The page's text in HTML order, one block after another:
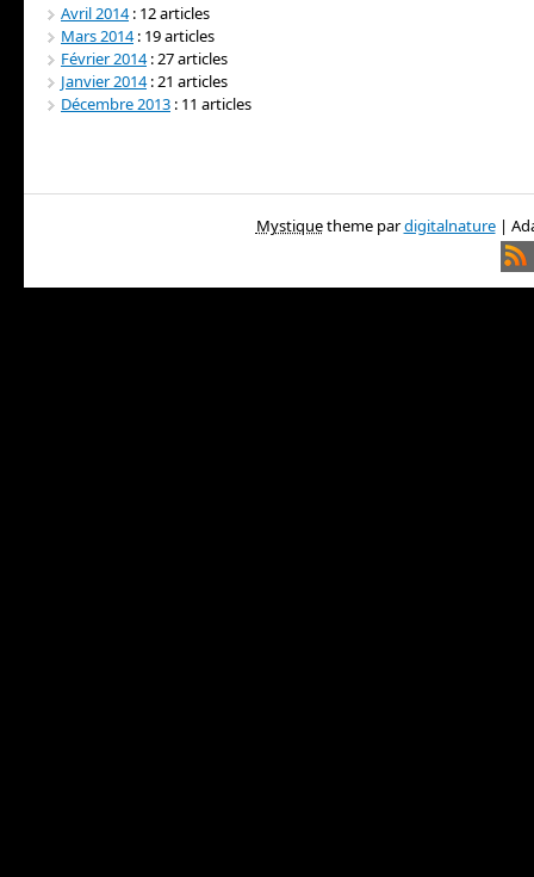
Avril 2014: 12 articles
Mars 2014: 19 articles
Février 2014: 27 articles
Janvier 2014: 21 articles
Décembre 2013 : 11 articles
Mystiquetheme pardigitalnature|